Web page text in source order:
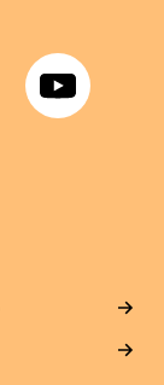
YouTube